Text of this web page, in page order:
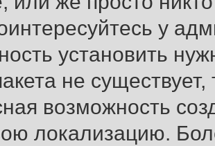
у
установить
не
возможность
локализацию.